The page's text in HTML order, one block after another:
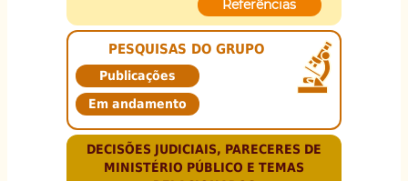
Referências
PESQUISAS DO GRUPO
Publicações
Em andamento
DECISÕES JUDICIAIS, PARECERES DE
MINISTÉRIO PÚBLICO E TEMAS